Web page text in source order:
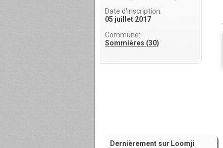
Date d'inscription:
05 juillet 2017
Commune:
Sommières (30)
Dernièrement sur Loomji